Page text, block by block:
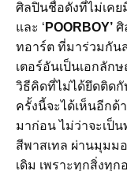
ศิลปินชื่อดังที่ไม่เค
และ ‘ POORBOY’ ศิ
ทอาร์ต ที่มาร่วมกัน
เตอร์อันเป็นเอกลัก
วิธีคิดที่ไม่ได้ยึดติดกั
ครั้งนี้จะได้เห็นอีกด้
มาก่อน ไม่ว่าจะเป็
สีพาสเทล ผ่านมุมม
เดิม เพราะทุกสิ่งทุ